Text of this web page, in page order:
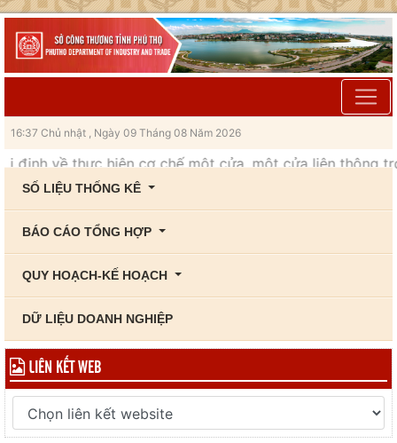
16:37 Chủ nhật , Ngày 09 Tháng 08 Năm 2026
định về thực hiện cơ chế một cửa, một cửa liên thông
SỐ LIỆU THỐNG KÊ
BÁO CÁO TỔNG HỢP
QUY HOẠCH-KẾ HOẠCH
DỮ LIỆU DOANH NGHIỆP
LIÊN KẾT WEB